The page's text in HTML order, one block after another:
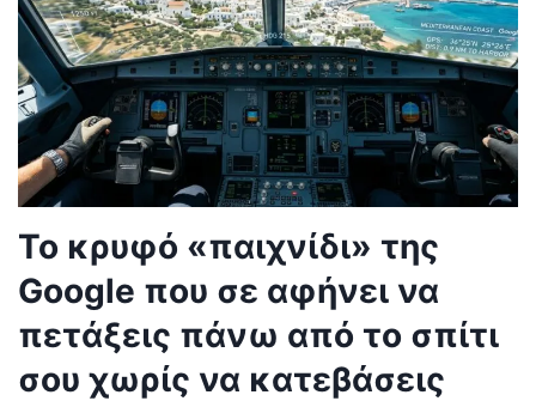
Το κρυφό «παιχνίδι» της
Google που σε αφήνει να
πετάξεις πάνω από το σπίτι
σου χωρίς να κατεβάσεις